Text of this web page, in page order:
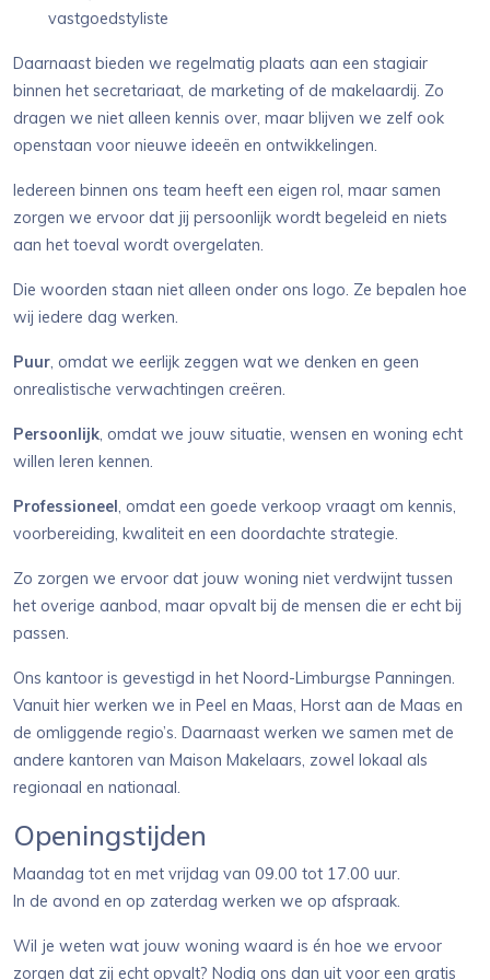
vastgoedstyliste
Daarnaast bieden we regelmatig plaats aan een stagiair
binnen het secretariaat, de marketing of de makelaardij. Zo
dragen we niet alleen kennis over, maar blijven we zelf ook
openstaan voor nieuwe ideeën en ontwikkelingen.
Iedereen binnen ons team heeft een eigen rol, maar samen
zorgen we ervoor dat jij persoonlijk wordt begeleid en niets
aan het toeval wordt overgelaten.
Die woorden staan niet alleen onder ons logo. Ze bepalen hoe
wij iedere dag werken.
Puur, omdat we eerlijk zeggen wat we denken en geen
onrealistische verwachtingen creëren.
Persoonlijk, omdat we jouw situatie, wensen en woning echt
willen leren kennen.
Professioneel, omdat een goede verkoop vraagt om kennis,
voorbereiding, kwaliteit en een doordachte strategie.
Zo zorgen we ervoor dat jouw woning niet verdwijnt tussen
het overige aanbod, maar opvalt bij de mensen die er echt bij
passen.
Ons kantoor is gevestigd in het Noord-Limburgse Panningen.
Vanuit hier werken we in Peel en Maas, Horst aan de Maas en
de omliggende regio’s. Daarnaast werken we samen met de
andere kantoren van Maison Makelaars, zowel lokaal als
regionaal en nationaal.
Openingstijden
Maandag tot en met vrijdag van 09.00 tot 17.00 uur.
In de avond en op zaterdag werken we op afspraak.
Wil je weten wat jouw woning waard is én hoe we ervoor
zorgen dat zij echt opvalt? Nodig ons dan uit voor een gratis